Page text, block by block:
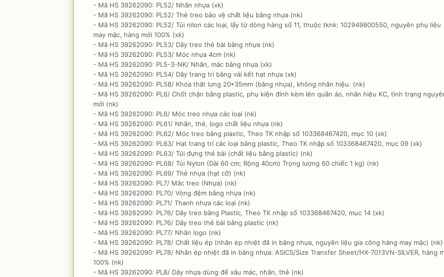
- Mã HS 39262090: PL52/ Nhãn nhựa (xk)
- Mã HS 39262090: PL52/ Thẻ treo bảo vệ chất liệu bằng nhựa (nk)
- Mã HS 39262090: PL52/ Túi nilon các loại, lấy từ dòng hàng số 11, thuộc tknk: 102949800550, nguyên phụ liệu
may mặc, hàng mới 100% (xk)
- Mã HS 39262090: PL53/ Dây treo thẻ bài bằng nhựa (nk)
- Mã HS 39262090: PL53/ Móc nhựa 4cm (nk)
- Mã HS 39262090: PL5-3-NK/ Nhãn, mác bằng nhựa (xk)
- Mã HS 39262090: PL54/ Dây trang trí bằng vải kết hạt nhựa (xk)
- Mã HS 39262090: PL58/ Khóa thắt lưng 20*35mm (bằng nhựa), không nhãn hiệu. (nk)
- Mã HS 39262090: PL6/ Chốt chặn bằng plastic, phụ kiện đính kèm lên quần áo, nhãn hiệu KC, tình trạng
mới (nk)
- Mã HS 39262090: PL6/ Móc treo nhựa các loại (nk)
- Mã HS 39262090: PL61/ Nhãn, thẻ, logo chất liệu nhựa (nk)
- Mã HS 39262090: PL62/ Móc treo bằng plastic, Theo TK nhập số 103368467420, mục 10 (xk)
- Mã HS 39262090: PL63/ Hạt trang trí các loại bằng plastic, Theo TK nhập số 103368467420, mục 09 (xk)
- Mã HS 39262090: PL63/ Túi đựng thẻ bài (chất liệu bằng plastic) (nk)
- Mã HS 39262090: PL68/ Túi Nylon (Dài 60 cm; Rộng 40cm) Trọng lượng 60 chiếc 1 kg) (nk)
- Mã HS 39262090: PL69/ Thẻ nhựa (hạt cỡ) (nk)
- Mã HS 39262090: PL7/ Mắc treo (Nhựa) (nk)
- Mã HS 39262090: PL70/ Vòng đệm bằng nhựa (nk)
- Mã HS 39262090: PL71/ Thanh nhựa các loại (nk)
- Mã HS 39262090: PL76/ Dây treo bằng Plastic, Theo TK nhập số 103368467420, mục 14 (xk)
- Mã HS 39262090: PL76/ Dây treo thẻ bài bằng plastic (nk)
- Mã HS 39262090: PL77/ Nhãn logo (nk)
- Mã HS 39262090: PL78/ Chất liệu ép (nhãn ép nhiệt đã in bằng nhựa, nguyên liệu gia công hàng may mặc) (nk)
- Mã HS 39262090: PL78/ Nhãn ép nhiệt đã in bằng nhựa: ASICS/Size Transfer Sheet/HX-7013VN-SILVER, hàng
100% (nk)
- Mã HS 39262090: PL8/ Dây nhựa dùng để xâu mác, nhãn, thẻ (nk)
NHẬN ƯU ĐÃI BẤT NGỜ TỪ
NHÀ TÀI TRỢ!